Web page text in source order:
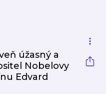
úžasný a
Nobelovy
Edvard